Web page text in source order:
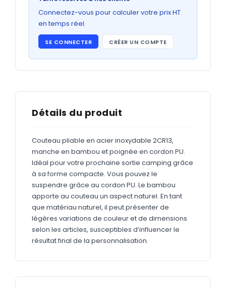
GRAND FORMAT
Abribus
ADHÉSIFS
Étiquettes adhésives
Étiquettes adhésives en bobine
Adhésifs vitrine
MARQUAGE TEXTILE
Tee-shirts Nouveau
Sweatshirts Nouveau
Connectez-vous pour calculer votre prix HT
en temps réel.
SE CONNECTER CRÉER UN COMPTE
Détails du produit
Couteau pliable en acier inoxydable 2CR13,
manche en bambou et poignée en cordon PU.
Idéal pour votre prochaine sortie camping grâce
à sa forme compacte. Vous pouvez le
suspendre grâce au cordon PU. Le bambou
apporte au couteau un aspect naturel. En tant
que matériau naturel, il peut présenter de
légères variations de couleur et de dimensions
selon les articles, susceptibles d’influencer le
résultat final de la personnalisation.